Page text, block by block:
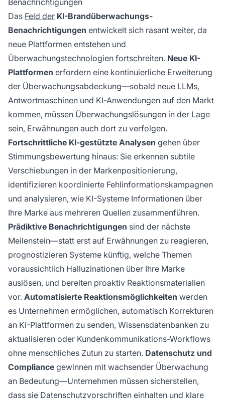
Das Feld der KI-Brandüberwachungs-
Benachrichtigungen entwickelt sich rasant weiter, da
neue Plattformen entstehen und
Überwachungstechnologien fortschreiten. Neue KI-
Plattformen erfordern eine kontinuierliche Erweiterung
der Überwachungsabdeckung—sobald neue LLMs,
Antwortmaschinen und KI-Anwendungen auf den Markt
kommen, müssen Überwachungslösungen in der Lage
sein, Erwähnungen auch dort zu verfolgen.
Fortschrittliche KI-gestützte Analysen gehen über
Stimmungsbewertung hinaus: Sie erkennen subtile
Verschiebungen in der Markenpositionierung,
identifizieren koordinierte Fehlinformationskampagnen
und analysieren, wie KI-Systeme Informationen über
Ihre Marke aus mehreren Quellen zusammenführen.
Prädiktive Benachrichtigungen sind der nächste
Meilenstein—statt erst auf Erwähnungen zu reagieren,
prognostizieren Systeme künftig, welche Themen
voraussichtlich Halluzinationen über Ihre Marke
auslösen, und bereiten proaktiv Reaktionsmaterialien
vor. Automatisierte Reaktionsmöglichkeiten werden
es Unternehmen ermöglichen, automatisch Korrekturen
an KI-Plattformen zu senden, Wissensdatenbanken zu
aktualisieren oder Kundenkommunikations-Workflows
ohne menschliches Zutun zu starten. Datenschutz und
Compliance gewinnen mit wachsender Überwachung
an Bedeutung—Unternehmen müssen sicherstellen,
dass sie Datenschutzvorschriften einhalten und klare